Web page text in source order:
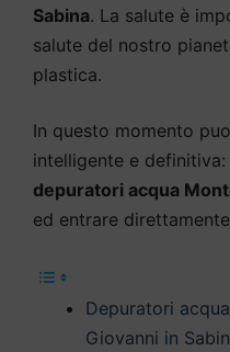
Sabina. La salute è
salute del nostro
plastica.
In questo momento
intelligente e
depuratori acqua
ed entrare
Depuratori
Giovanni in